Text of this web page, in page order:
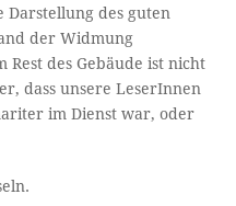
Darstellung des guten
der Widmung
Rest des Gebäude ist nicht
dass unsere LeserInnen
im Dienst war, oder